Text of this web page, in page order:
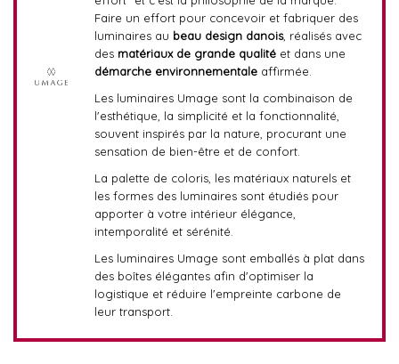
Faire un effort pour concevoir et fabriquer des
luminaires au beau design danois, réalisés avec
des matériaux de grande qualitéet dans une
démarche environnementaleaffirmée.
Les luminaires Umage sont la combinaison de
l'esthétique, la simplicité et la fonctionnalité,
souvent inspirés par la nature, procurant une
sensation de bien-être et de confort.
La palette de coloris, les matériaux naturels et
les formes des luminaires sont étudiés pour
apporter à votre intérieur élégance,
intemporalité et sérénité.
Les luminaires Umage sont emballés à plat dans
des boîtes élégantes afin d'optimiser la
logistique et réduire l'empreinte carbone de
leur transport.